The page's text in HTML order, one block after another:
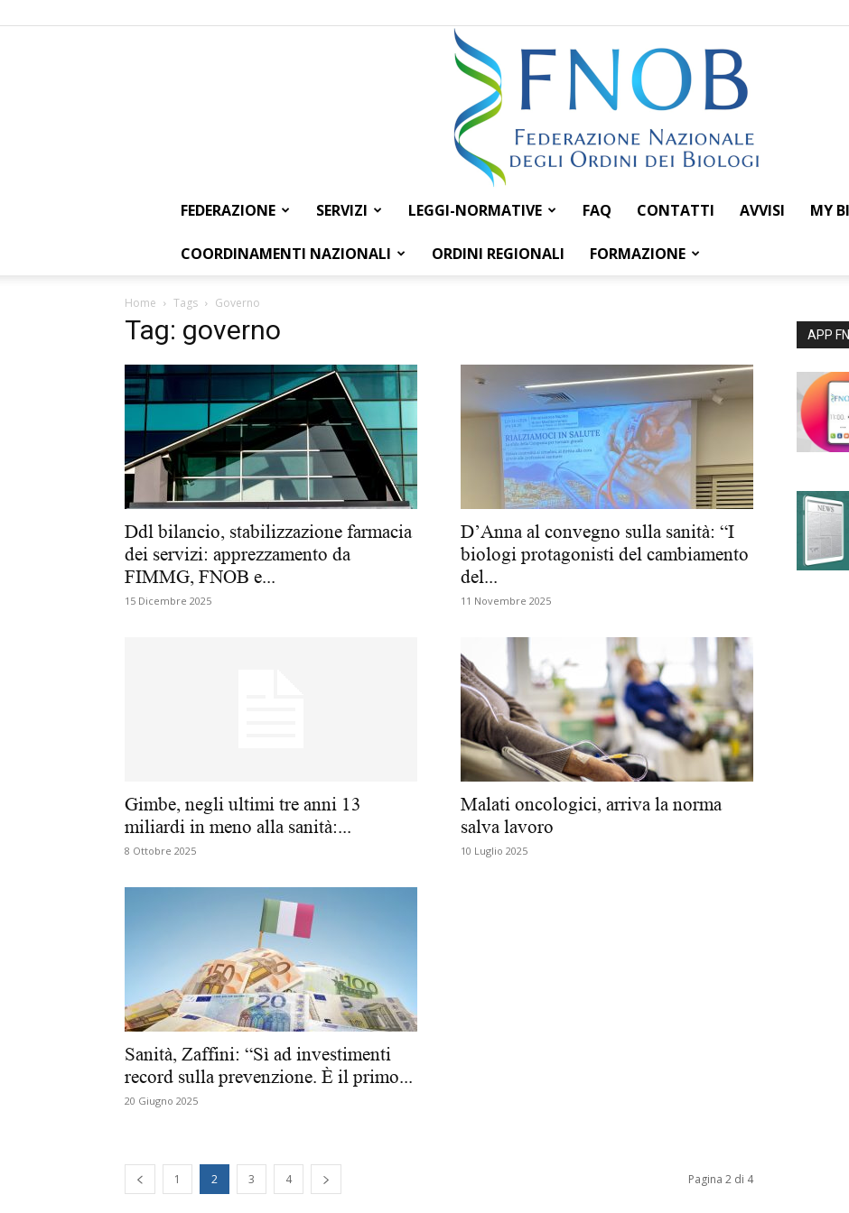
Federazione
Nazionale
degli
dei
FEDERAZIONE SERVIZI LEGGI-NORMATIVE FAQ CONTATTI AVVISI MY
COORDINAMENTI NAZIONALI ORDINI REGIONALI FORMAZIONE
Home Tags Governo
Tag: governo
Ddl bilancio, stabilizzazione farmacia
dei servizi: apprezzamento da
FIMMG, FNOB e...
15 Dicembre 2025
D’Anna al convegno sulla sanità: “I
biologi protagonisti del cambiamento
del...
11 Novembre 2025
Gimbe, negli ultimi tre anni 13
miliardi in meno alla sanità:...
8 Ottobre 2025
Malati oncologici, arriva la norma
salva lavoro
10 Luglio 2025
Sanità, Zaffini: “Sì ad investimenti
record sulla prevenzione. È il primo...
20 Giugno 2025
1 2 3 4 Pagina 2 di 4
APP